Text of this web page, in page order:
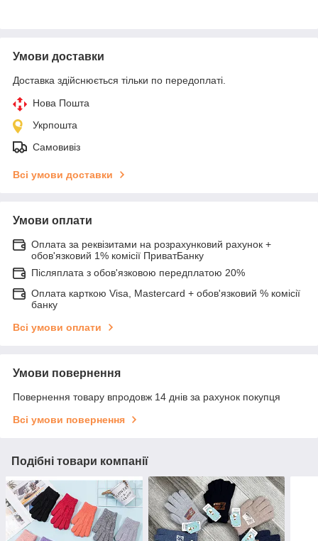
Умови доставки
Доставка здійснюється тільки по передоплаті.
Нова Пошта
Укрпошта
Самовивіз
Всі умови доставки
Умови оплати
Оплата за реквізитами на розрахунковий рахунок +
обов'язковий 1% комісії ПриватБанку
Післяплата з обов'язковою передплатою 20%
Оплата карткою Visa, Mastercard + обов'язковий % комісії
банку
Всі умови оплати
Умови повернення
Повернення товару впродовж 14 днів за рахунок покупця
Всі умови повернення
Подібні товари компанії